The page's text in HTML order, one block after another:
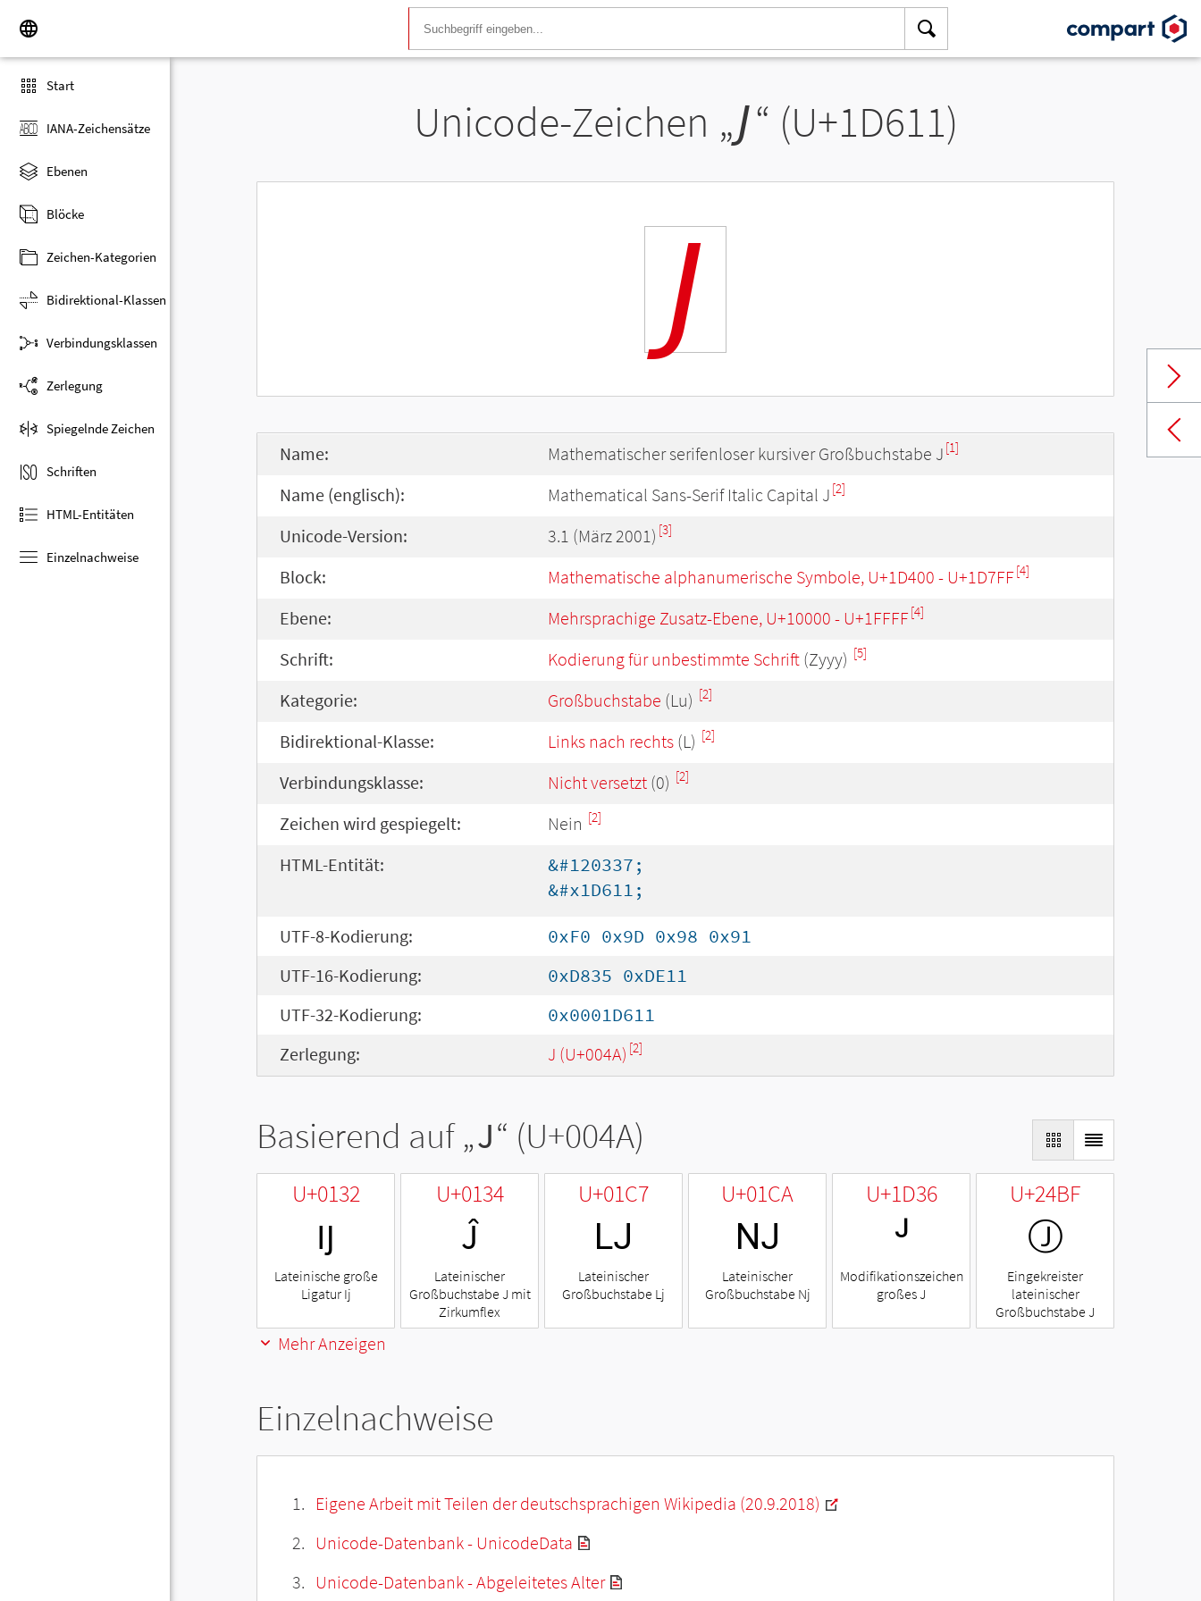
Start
IANA-Zeichensätze
Ebenen
Blöcke
Zeichen-Kategorien
Bidirektional-Klassen
Verbindungsklassen
Zerlegung
Spiegelnde Zeichen
Schriften
HTML-Entitäten
Einzelnachweise
Unicode-Zeichen „𝘑“ (U+1D611)
𝘑
Name: Mathematischer serifenloser kursiver Großbuchstabe J [1]
Name (englisch): Mathematical Sans-Serif Italic Capital J [2]
Unicode-Version: 3.1 (März 2001) [3]
Block: Mathematische alphanumerische Symbole, U+1D400 - U+1D7FF[4]
Ebene: Mehrsprachige Zusatz-Ebene, U+10000 - U+1FFFF[4]
Schrift: Kodierung für unbestimmte Schrift (Zyyy) [5]
Kategorie: Großbuchstabe (Lu) [2]
Bidirektional-Klasse: Links nach rechts (L) [2]
Verbindungsklasse: Nicht versetzt (0) [2]
Zeichen wird gespiegelt: Nein [2]
HTML-Entität:
&#120337;
&#x1D611;
UTF-8-Kodierung:
0xF0 0x9D 0x98 0x91
UTF-16-Kodierung:
0xD835 0xDE11
UTF-32-Kodierung:
0x0001D611
Zerlegung:
J (U+004A) [2]
Basierend auf „J“ (U+004A)
U+0132
Ĳ
Lateinische große
Ligatur Ij
U+0134
Ĵ
Lateinischer
Großbuchstabe J mit
Zirkumflex
U+01C7
Ǉ
Lateinischer
Großbuchstabe Lj
U+01CA
Ǌ
Lateinischer
Großbuchstabe Nj
U+1D36
ᴶ
Modifikationszeichen
großes J
U+24BF
Ⓙ
Eingekreister
lateinischer
Großbuchstabe J
Mehr Anzeigen
Einzelnachweise
Eigene Arbeit mit Teilen der deutschsprachigen Wikipedia (20.9.2018)
Unicode-Datenbank - UnicodeData
Unicode-Datenbank - Abgeleitetes Alter